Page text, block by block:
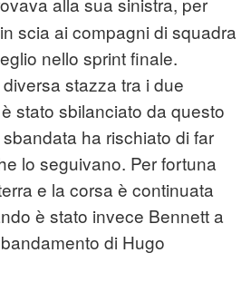
scia ai compagni di squadra
nello sprint finale.
stazza tra i due
stato sbilanciato da questo
ha rischiato di far
lo seguivano. Per fortuna
e la corsa è continuata
è stato invece Bennett a
di Hugo